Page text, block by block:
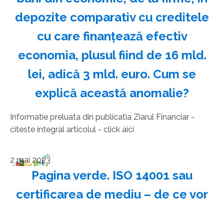
depozite comparativ cu creditele
cu care finanţează efectiv
economia, plusul fiind de 16 mld.
lei, adică 3 mld. euro. Cum se
explică această anomalie?
Informatie preluata din publicatia Ziarul Financiar -
citeste integral articolul - click aici
2 mai 2023
Pagina verde. ISO 14001 sau
certificarea de mediu – de ce vor